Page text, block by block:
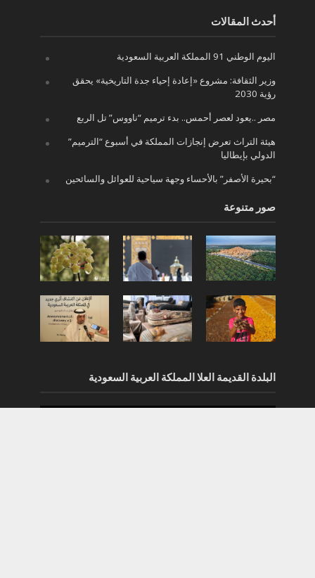
أحدث المقالات
اليوم الوطني 91 المملكة العربية السعودية
وزير الثقافة: مشروع «إعادة إحياء جدة التاريخية» يحقق
رؤية 2030
مصر ..يعود لعصر أحمس.. بدء ترميم “ناووس” تل الربع
هيئة التراث تعرض إنجازات المملكة في أسبوع “الترميم”
الدولي بإيطاليا
“بحيرة الأصفر” بالأحساء وجهة سياحية للعوائل والسائحين
صور متنوعة
البلدة القديمة العلا المملكة العربية السعودية
مشغل